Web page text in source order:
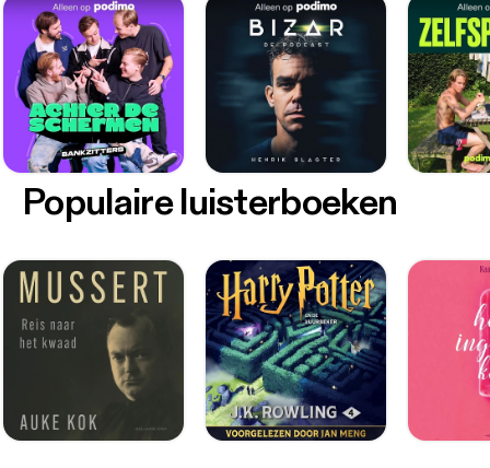
Populaire luisterboeken